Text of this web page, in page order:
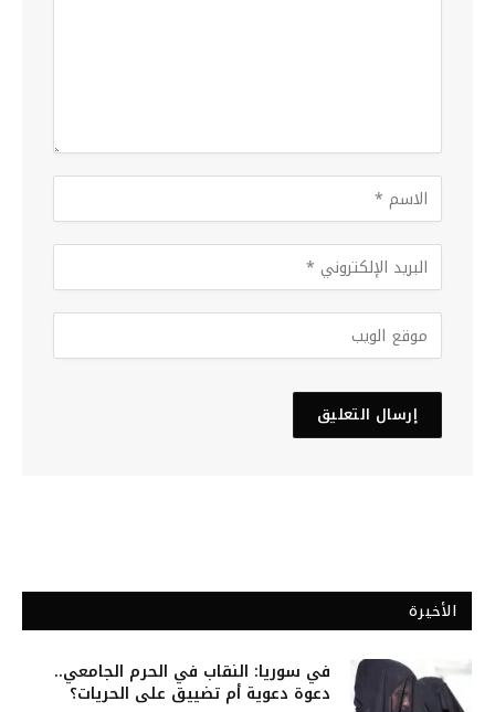
الأخيرة
في سوريا: النقاب في الحرم الجامعي..
دعوة دعوية أم تضييق على الحريات؟